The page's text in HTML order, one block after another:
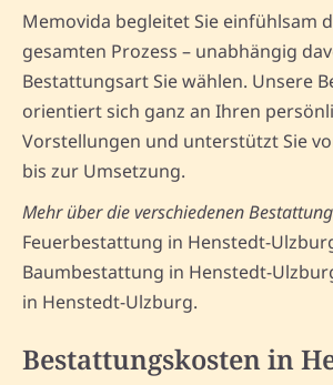
Memovida begleitet Sie einfühlsam
gesamten Prozess – unabhängig
Bestattungsart Sie wählen. Unsere
orientiert sich ganz an Ihren
Vorstellungen und unterstützt Sie
bis zur Umsetzung.
Mehr über die verschiedenen
Feuerbestattung in Henstedt-
Baumbestattung in Henstedt-
in Henstedt-Ulzburg.
Bestattungskosten in